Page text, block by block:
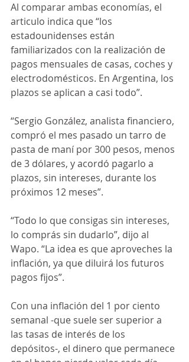
Al comparar ambas economías, el
articulo indica que “los
estadounidenses están
familiarizados con la realización de
pagos mensuales de casas, coches y
electrodomésticos. En Argentina, los
plazos se aplican a casi todo”.
“Sergio González, analista financiero,
compró el mes pasado un tarro de
pasta de maní por 300 pesos, menos
de 3 dólares, y acordó pagarlo a
plazos, sin intereses, durante los
próximos 12 meses”.
“Todo lo que consigas sin intereses,
lo comprás sin dudarlo”, dijo al
Wapo. “La idea es que aproveches la
inflación, ya que diluirá los futuros
pagos fijos”.
Con una inflación del 1 por ciento
semanal -que suele ser superior a
las tasas de interés de los
depósitos-, el dinero que permanece